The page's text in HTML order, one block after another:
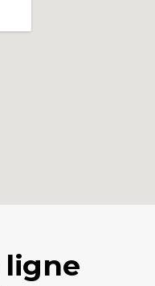
ligne